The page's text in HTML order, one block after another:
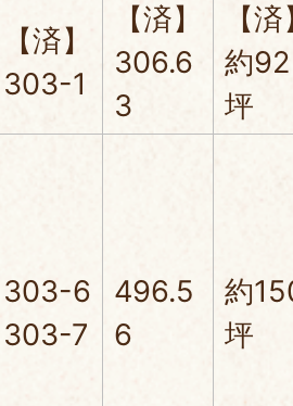
【済】
303-1
【済】
306.6
3
【
約92
坪
303-6
303-7
496.5
6
約
坪